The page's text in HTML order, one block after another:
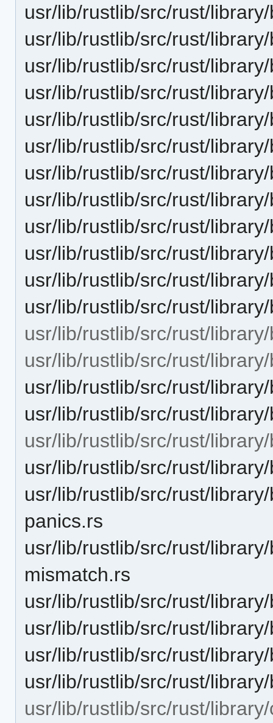
usr/lib/rustlib/src/rust/
usr/lib/rustlib/src/rust/
usr/lib/rustlib/src/rust/
usr/lib/rustlib/src/rust/
usr/lib/rustlib/src/rust/
usr/lib/rustlib/src/rust/
usr/lib/rustlib/src/rust/
usr/lib/rustlib/src/rust/
usr/lib/rustlib/src/rust/
usr/lib/rustlib/src/rust/
usr/lib/rustlib/src/rust/
usr/lib/rustlib/src/rust/
usr/lib/rustlib/src/rust/
usr/lib/rustlib/src/rust/
usr/lib/rustlib/src/rust/
usr/lib/rustlib/src/rust/
usr/lib/rustlib/src/rust/
usr/lib/rustlib/src/rust/
usr/lib/rustlib/src/rust/
panics.rs
usr/lib/rustlib/src/rust/
mismatch.rs
usr/lib/rustlib/src/rust/
usr/lib/rustlib/src/rust/
usr/lib/rustlib/src/rust/
usr/lib/rustlib/src/rust/
usr/lib/rustlib/src/rust/